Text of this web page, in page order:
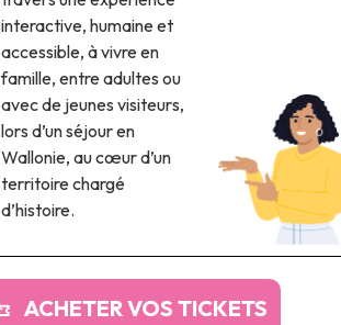
interactive, humaine et
accessible, à vivre en
famille, entre adultes ou
avec de jeunes visiteurs,
lors d’un séjour en
Wallonie, au cœur d’un
territoire chargé
d’histoire.
ACHETER VOS TICKETS